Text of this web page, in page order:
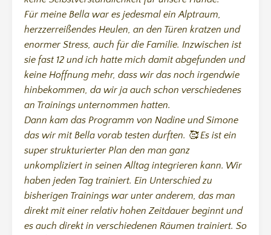
Für meine Bella war es jedesmal ein Alptraum,
herzzerreißendes Heulen, an den Türen kratzen und
enormer Stress, auch für die Familie. Inzwischen ist
sie fast 12 und ich hatte mich damit abgefunden und
keine Hoffnung mehr, dass wir das noch irgendwie
hinbekommen, da wir ja auch schon verschiedenes
an Trainings unternommen hatten.
Dann kam das Programm von Nadine und Simone
das wir mit Bella vorab testen durften. 🥰 Es ist ein
super strukturierter Plan den man ganz
unkompliziert in seinen Alltag integrieren kann. Wir
haben jeden Tag trainiert. Ein Unterschied zu
bisherigen Trainings war unter anderem, das man
direkt mit einer relativ hohen Zeitdauer beginnt und
es auch direkt in verschiedenen Räumen trainiert. So